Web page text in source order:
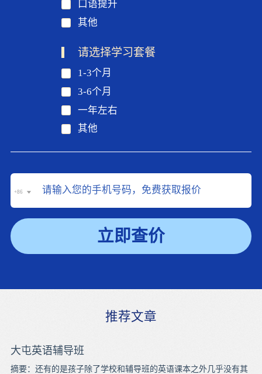
口语提升
其他
请选择学习套餐
1-3个月
3-6个月
一年左右
其他
+86
立即查价
推荐文章
大屯英语辅导班
摘要：还有的是孩子除了学校和辅导班的英语课本之外几乎没有其